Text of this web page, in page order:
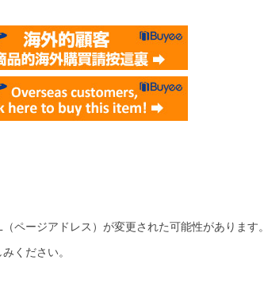
ページアドレス）が変更された可能性があります。
ください。